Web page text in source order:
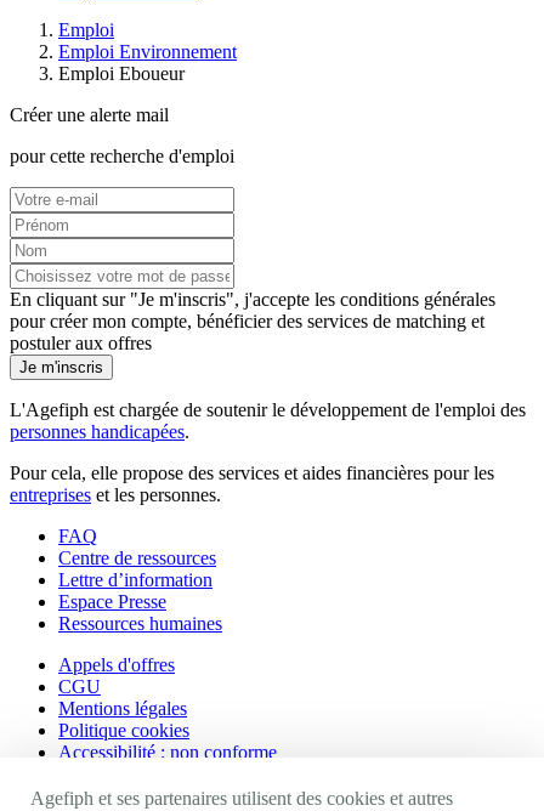
Emploi
Emploi Environnement
Emploi Eboueur
Créer une alerte mail
pour cette recherche d'emploi
En cliquant sur "Je m'inscris", j'accepte les conditions générales
pour créer mon compte, bénéficier des services de matching et
postuler aux offres
Je m'inscris
L'Agefiph est chargée de soutenir le développement de l'emploi des
personnes handicapées.
Pour cela, elle propose des services et aides financières pour les
entreprises et les personnes.
FAQ
Centre de ressources
Lettre d’information
Espace Presse
Ressources humaines
Appels d'offres
CGU
Mentions légales
Politique cookies
Accessibilité : non conforme
Nos autres sites
Agefiph et ses partenaires utilisent des cookies et autres